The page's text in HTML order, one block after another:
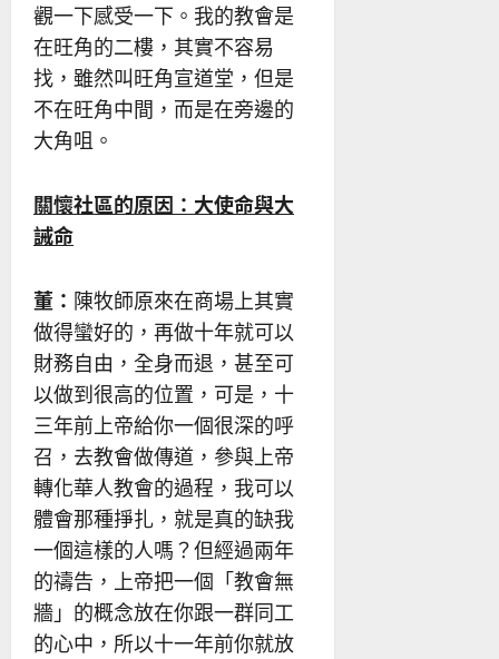
觀一下感受一下。我的教會是
在旺角的二樓，其實不容易
找，雖然叫旺角宣道堂，但是
不在旺角中間，而是在旁邊的
大角咀。
關懷社區的原因：大使命與大
誡命
董： 陳牧師原來在商場上其實
做得蠻好的，再做十年就可以
財務自由，全身而退，甚至可
以做到很高的位置，可是，十
三年前上帝給你一個很深的呼
召，去教會做傳道，參與上帝
轉化華人教會的過程，我可以
體會那種掙扎，就是真的缺我
一個這樣的人嗎？但經過兩年
的禱告，上帝把一個「教會無
牆」的概念放在你跟一群同工
的心中，所以十一年前你就放